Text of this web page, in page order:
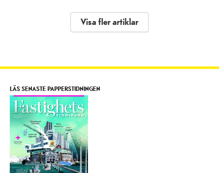
Visa fler artiklar
LÄS SENASTE PAPPERSTIDNINGEN